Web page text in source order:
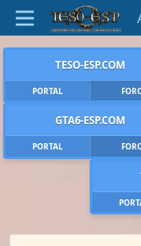
TESO-ESP.COM
PORTAL
GTA6-ESP.COM
PORTAL